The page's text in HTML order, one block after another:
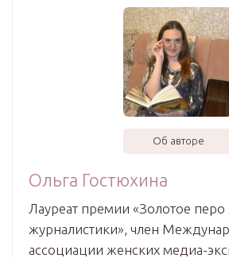
Об авторе
Ольга Гостюхина
Лауреат премии «Золотое
журналистики», член
ассоциации женских медиа-